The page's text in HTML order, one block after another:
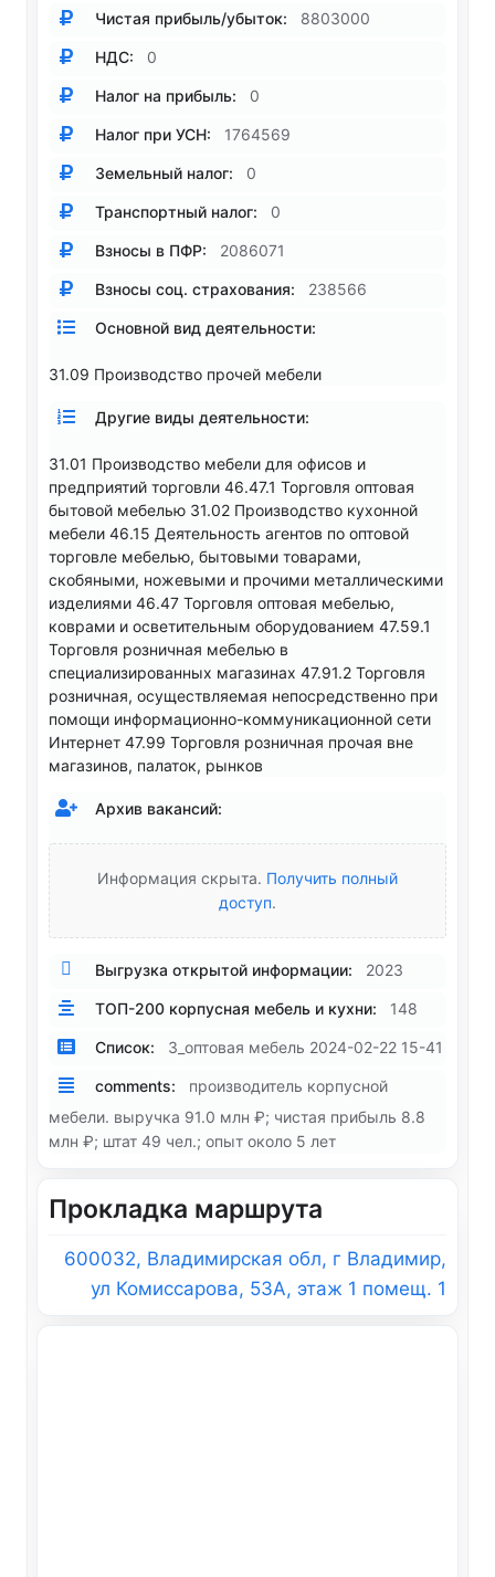
Чистая прибыль/убыток: 8803000
НДС: 0
Налог на прибыль: 0
Налог при УСН: 1764569
Земельный налог: 0
Транспортный налог: 0
Взносы в ПФР: 2086071
Взносы соц. страхования: 238566
Основной вид деятельности:
31.09 Производство прочей мебели
Другие виды деятельности:
31.01 Производство мебели для офисов и
предприятий торговли 46.47.1 Торговля оптовая
бытовой мебелью 31.02 Производство кухонной
мебели 46.15 Деятельность агентов по оптовой
торговле мебелью, бытовыми товарами,
скобяными, ножевыми и прочими металлическими
изделиями 46.47 Торговля оптовая мебелью,
коврами и осветительным оборудованием 47.59.1
Торговля розничная мебелью в
специализированных магазинах 47.91.2 Торговля
розничная, осуществляемая непосредственно при
помощи информационно-коммуникационной сети
Интернет 47.99 Торговля розничная прочая вне
магазинов, палаток, рынков
Архив вакансий:
Информация скрыта. Получить полный
доступ.
Выгрузка открытой информации: 2023
ТОП-200 корпусная мебель и кухни: 148
Список: 3_оптовая мебель 2024-02-22 15-41
comments:
производитель корпусной
мебели. выручка 91.0 млн ₽; чистая прибыль 8.8
млн ₽; штат 49 чел.; опыт около 5 лет
Прокладка маршрута
600032, Владимирская обл, г Владимир,
ул Комиссарова, 53А, этаж 1 помещ. 1